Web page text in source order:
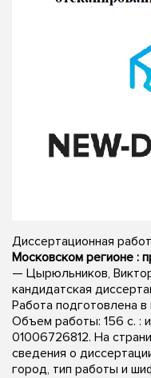
Диссертационная
Московском регионе :
— Цырюльников,
кандидатская
Работа подготовлена
Объем работы: 156 с. :
01006726812. На
сведения о
город, тип работы и